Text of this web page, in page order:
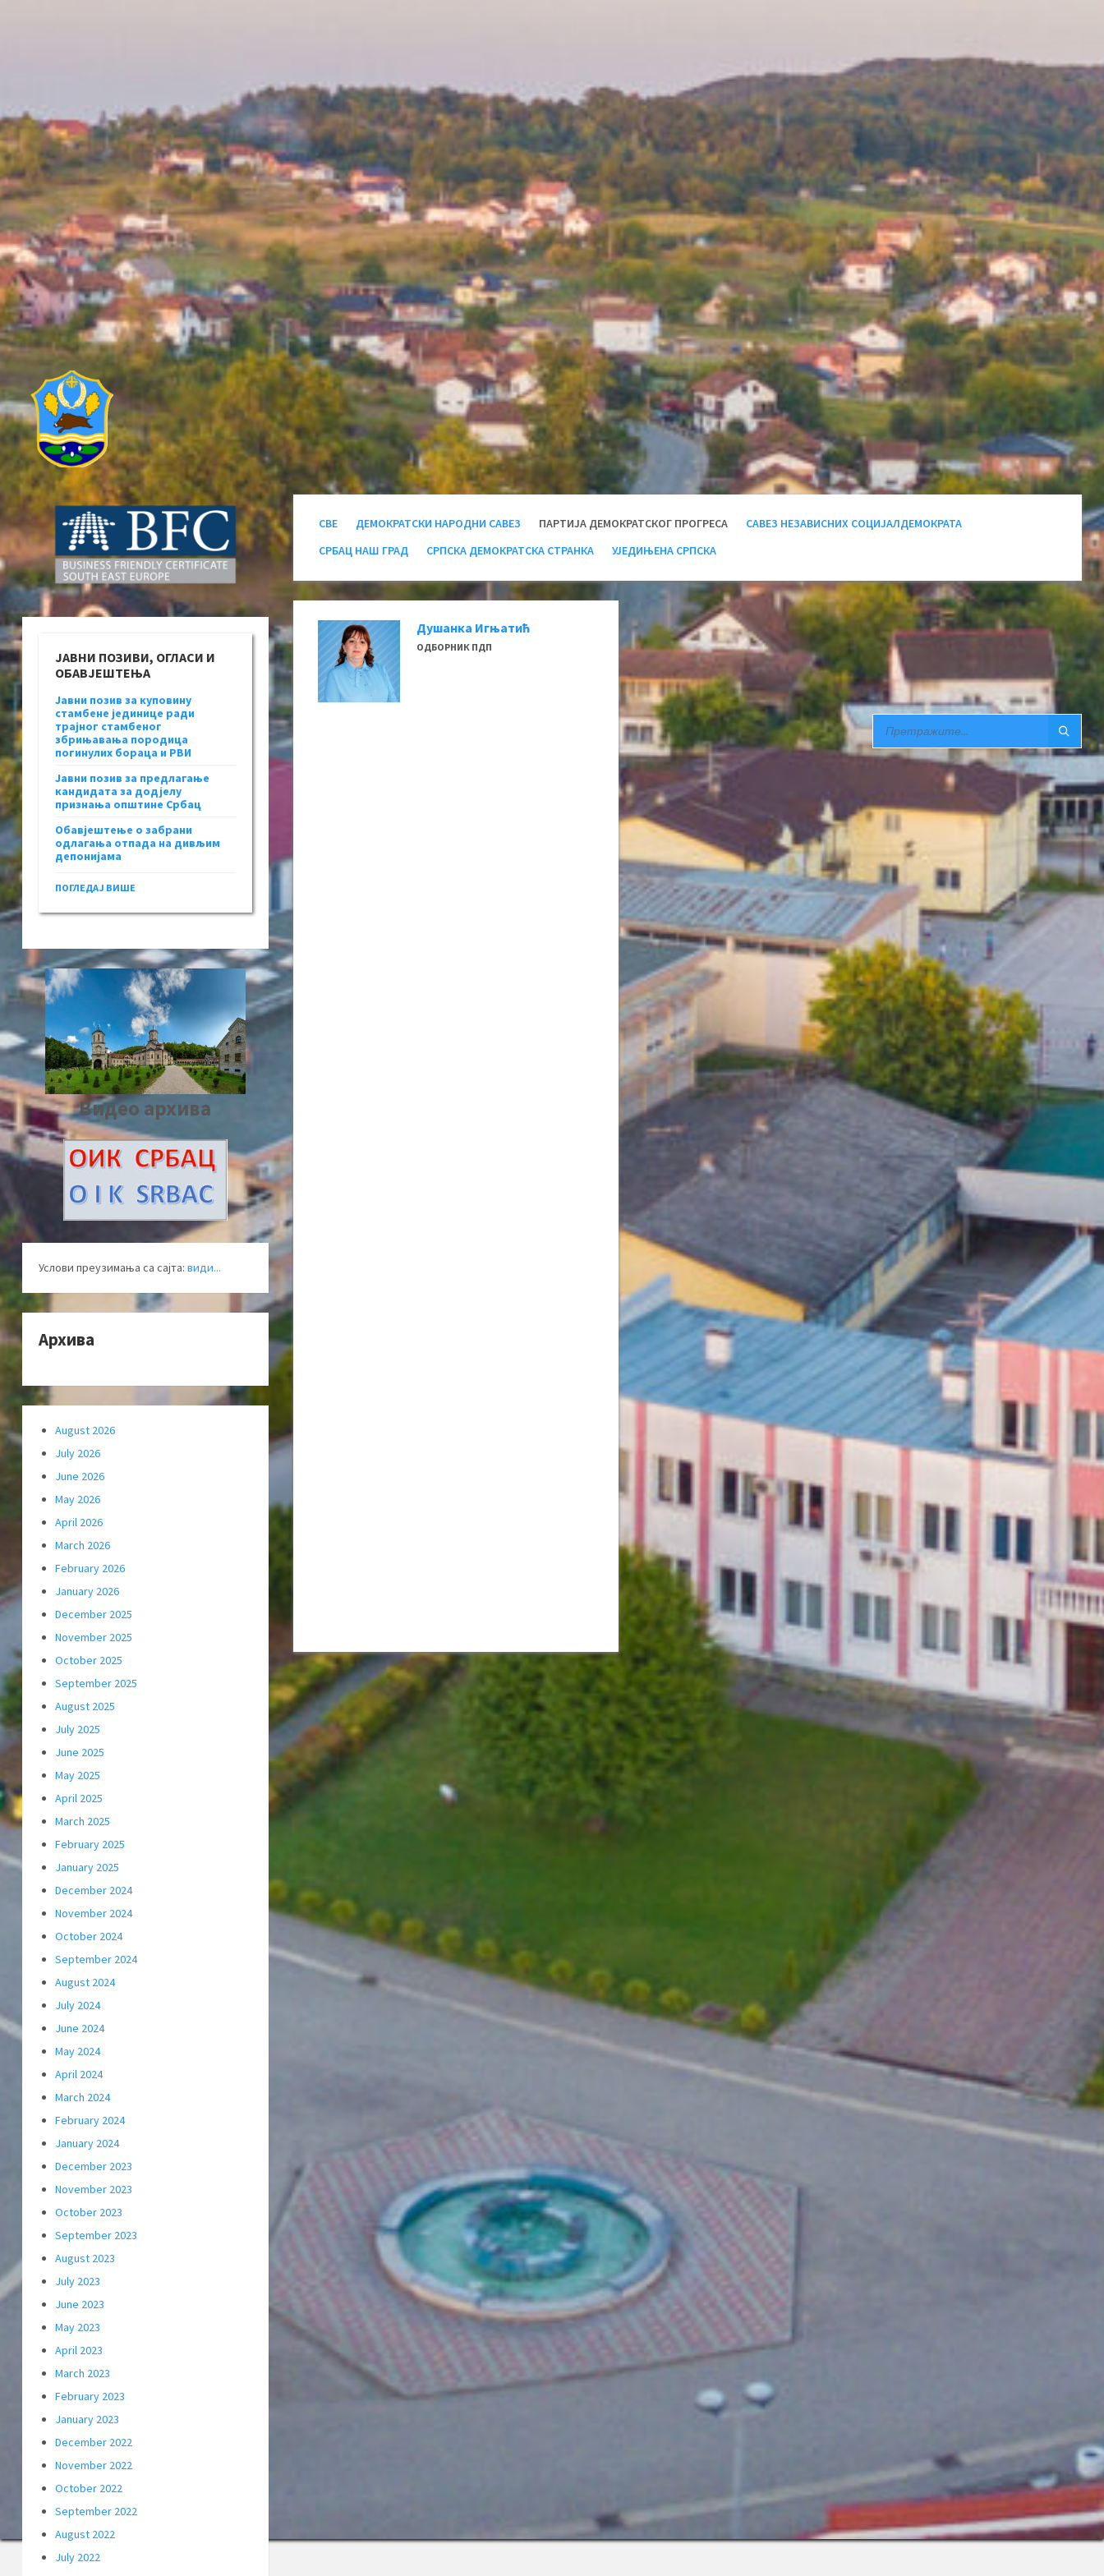
SEARCH:
СВЕ ДЕМОКРАТСКИ НАРОДНИ САВЕЗ ПАРТИЈА ДЕМОКРАТСКОГ ПРОГРЕСА
САВЕЗ НЕЗАВИСНИХ СОЦИЈАЛДЕМОКРАТА
СРБАЦ НАШ ГРАД
СРПСКА ДЕМОКРАТСКА СТРАНКА УЈЕДИЊЕНА СРПСКА
Душанка Игњатић
ОДБОРНИК ПДП
ЈАВНИ ПОЗИВИ, ОГЛАСИ И
ОБАВЈЕШТЕЊА
Јавни позив за куповину
стамбене јединице ради
трајног стамбеног
збрињавања породица
погинулих бораца и РВИ
Јавни позив за предлагање
кандидата за додјелу
признања општине Србац
Обавјештење о забрани
одлагања отпада на дивљим
депонијама
ПОГЛЕДАЈ ВИШЕ
Видео архива
Услови преузимања са сајта: види...
Архива
August 2026
July 2026
June 2026
May 2026
April 2026
March 2026
February 2026
January 2026
December 2025
November 2025
October 2025
September 2025
August 2025
July 2025
June 2025
May 2025
April 2025
March 2025
February 2025
January 2025
December 2024
November 2024
October 2024
September 2024
August 2024
July 2024
June 2024
May 2024
April 2024
March 2024
February 2024
January 2024
December 2023
November 2023
October 2023
September 2023
August 2023
July 2023
June 2023
May 2023
April 2023
March 2023
February 2023
January 2023
December 2022
November 2022
October 2022
September 2022
August 2022
July 2022